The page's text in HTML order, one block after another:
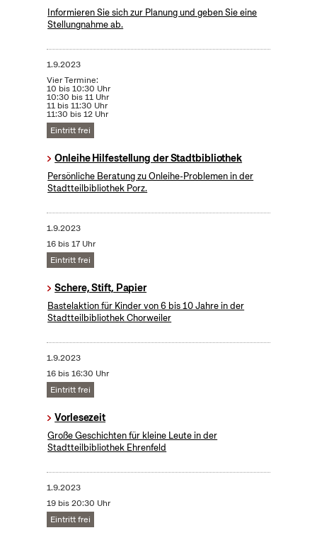
Informieren Sie sich zur Planung und geben Sie eine
Stellungnahme ab.
1.9.2023
Vier Termine:
10 bis 10:30 Uhr
10:30 bis 11 Uhr
11 bis 11:30 Uhr
11:30 bis 12 Uhr
Eintritt frei
Onleihe Hilfestellung der Stadtbibliothek
Persönliche Beratung zu Onleihe-Problemen in der
Stadtteilbibliothek Porz.
1.9.2023
16 bis 17 Uhr
Eintritt frei
Schere, Stift, Papier
Bastelaktion für Kinder von 6 bis 10 Jahre in der
Stadtteilbibliothek Chorweiler
1.9.2023
16 bis 16:30 Uhr
Eintritt frei
Vorlesezeit
Große Geschichten für kleine Leute in der
Stadtteilbibliothek Ehrenfeld
1.9.2023
19 bis 20:30 Uhr
Eintritt frei